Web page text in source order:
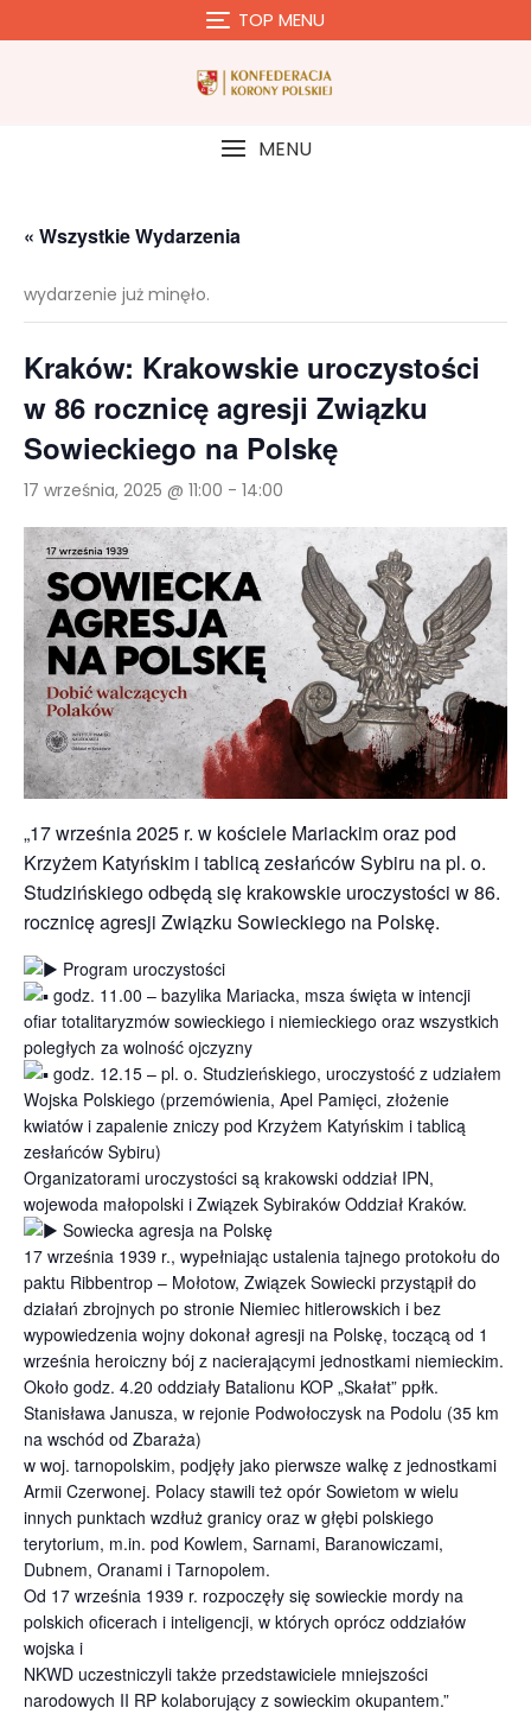
to
TOP MENU
MENU
« Wszystkie Wydarzenia
wydarzenie już minęło.
Kraków: Krakowskie uroczystości
w 86 rocznicę agresji Związku
Sowieckiego na Polskę
17 września, 2025 @ 11:00 - 14:00
„17 września 2025 r. w kościele Mariackim oraz pod
Krzyżem Katyńskim i tablicą zesłańców Sybiru na pl. o.
Studzińskiego odbędą się krakowskie uroczystości w 86.
rocznicę agresji Związku Sowieckiego na Polskę.
Program uroczystości
godz. 11.00 – bazylika Mariacka, msza święta w intencji
ofiar totalitaryzmów sowieckiego i niemieckiego oraz wszystkich
poległych za wolność ojczyzny
godz. 12.15 – pl. o. Studzieńskiego, uroczystość z udziałem
Wojska Polskiego (przemówienia, Apel Pamięci, złożenie
kwiatów i zapalenie zniczy pod Krzyżem Katyńskim i tablicą
zesłańców Sybiru)
Organizatorami uroczystości są krakowski oddział IPN,
wojewoda małopolski i Związek Sybiraków Oddział Kraków.
Sowiecka agresja na Polskę
17 września 1939 r., wypełniając ustalenia tajnego protokołu do
paktu Ribbentrop – Mołotow, Związek Sowiecki przystąpił do
działań zbrojnych po stronie Niemiec hitlerowskich i bez
wypowiedzenia wojny dokonał agresji na Polskę, toczącą od 1
września heroiczny bój z nacierającymi jednostkami niemieckim.
Około godz. 4.20 oddziały Batalionu KOP „Skałat” ppłk.
Stanisława Janusza, w rejonie Podwołoczysk na Podolu (35 km
na wschód od Zbaraża)
w woj. tarnopolskim, podjęły jako pierwsze walkę z jednostkami
Armii Czerwonej. Polacy stawili też opór Sowietom w wielu
innych punktach wzdłuż granicy oraz w głębi polskiego
terytorium, m.in. pod Kowlem, Sarnami, Baranowiczami,
Dubnem, Oranami i Tarnopolem.
Od 17 września 1939 r. rozpoczęły się sowieckie mordy na
polskich oficerach i inteligencji, w których oprócz oddziałów
wojska i
NKWD uczestniczyli także przedstawiciele mniejszości
narodowych II RP kolaborujący z sowieckim okupantem.”